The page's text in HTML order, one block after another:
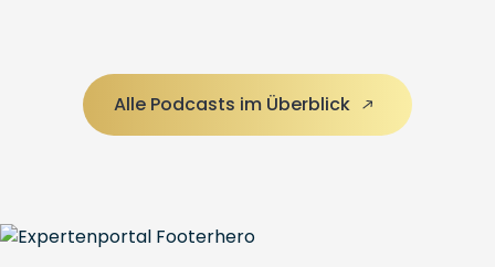
Alle Podcasts im Überblick